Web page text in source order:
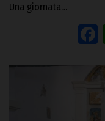
Una giornata…